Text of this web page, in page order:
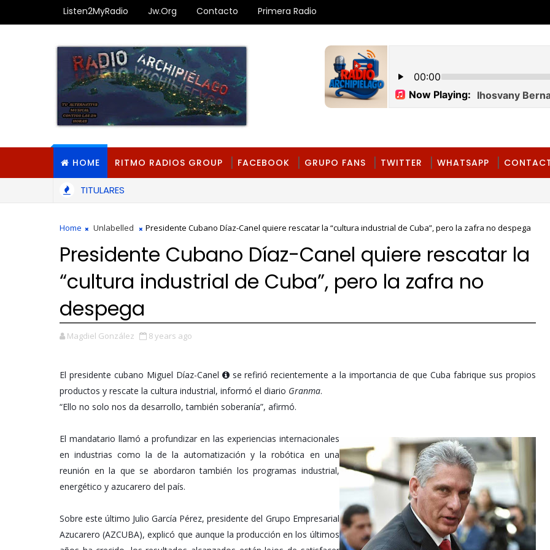
Listen2MyRadio Jw.org Contacto Primera Radio
HOME RITMO RADIOS GROUP FACEBOOK GRUPO FANS TWITTER WHATSAPP
TITULARES
Home Unlabelled Presidente Cubano Díaz-Canel quiere rescatar la “cultura industrial de Cuba”, pero la zafra no despega
Presidente Cubano Díaz-Canel quiere rescatar la
“cultura industrial de Cuba”, pero la zafra no
despega
Magdiel González 8 years ago
El presidente cubano Miguel Díaz-Canel
se refirió recientemente a la importancia de que Cuba fabrique sus propios
productos y rescate la cultura industrial, informó el diario Granma.
“Ello no solo nos da desarrollo, también soberanía”, afirmó.
El mandatario llamó a profundizar en las experiencias internacionales
en industrias como la de la automatización y la robótica en una
reunión en la que se abordaron también los programas industrial,
energético y azucarero del país.
Sobre este último Julio García Pérez, presidente del Grupo Empresarial
Azucarero (AZCUBA), explicó que aunque la producción en los últimos